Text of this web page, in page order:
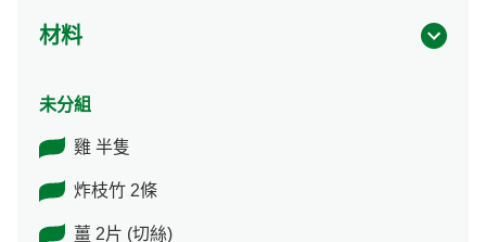
材料
未分組
雞 半隻
炸枝竹 2條
薑 2片 (切絲)